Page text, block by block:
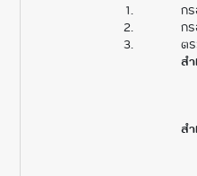
ก
ก
ต
ส
ส